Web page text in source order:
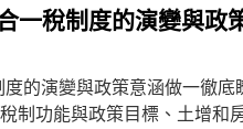
一稅制度的演變與政
的演變與政策意涵做一徹底
制功能與政策目標、土增和